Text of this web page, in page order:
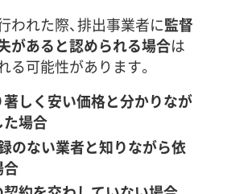
われた際、排出事業者に監督
があると認められる場合は
る可能性があります。
しく安い価格と分かりなが
た場合
のない業者と知りながら依